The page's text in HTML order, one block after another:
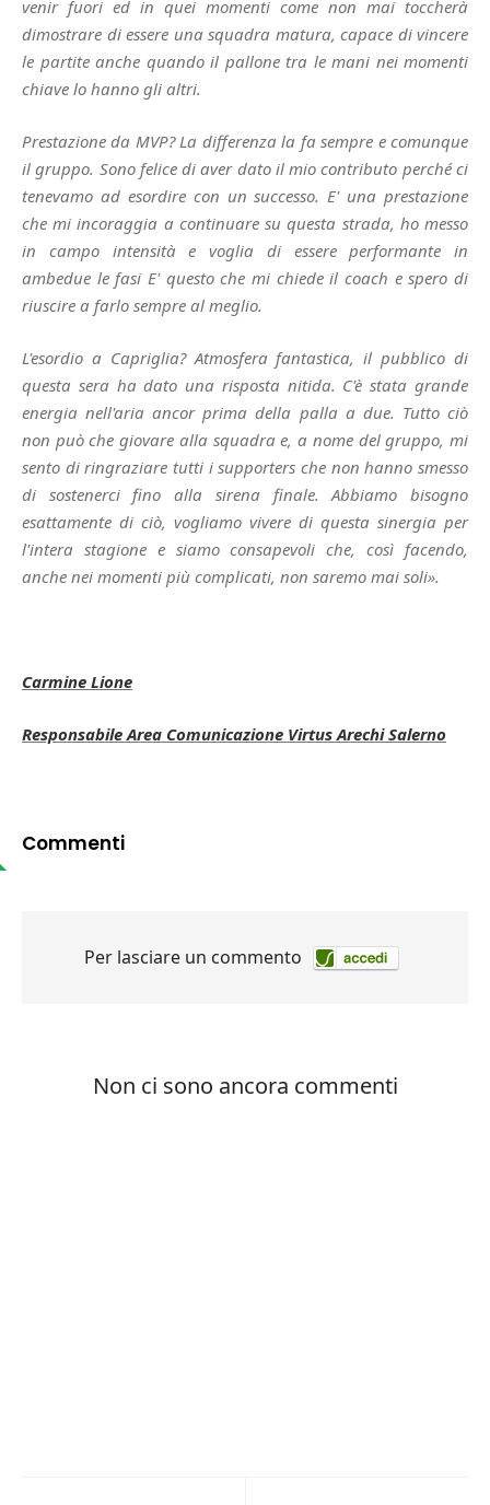
venir fuori ed in quei momenti come non mai toccherà
dimostrare di essere una squadra matura, capace di vincere
le partite anche quando il pallone tra le mani nei momenti
chiave lo hanno gli altri.
Prestazione da MVP? La differenza la fa sempre e comunque
il gruppo. Sono felice di aver dato il mio contributo perché ci
tenevamo ad esordire con un successo. E' una prestazione
che mi incoraggia a continuare su questa strada, ho messo
in campo intensità e voglia di essere performante in
ambedue le fasi E' questo che mi chiede il coach e spero di
riuscire a farlo sempre al meglio.
L'esordio a Capriglia? Atmosfera fantastica, il pubblico di
questa sera ha dato una risposta nitida. C'è stata grande
energia nell'aria ancor prima della palla a due. Tutto ciò
non può che giovare alla squadra e, a nome del gruppo, mi
sento di ringraziare tutti i supporters che non hanno smesso
di sostenerci fino alla sirena finale. Abbiamo bisogno
esattamente di ciò, vogliamo vivere di questa sinergia per
l'intera stagione e siamo consapevoli che, così facendo,
anche nei momenti più complicati, non saremo mai soli».
Carmine Lione
Responsabile Area Comunicazione Virtus Arechi Salerno
Commenti